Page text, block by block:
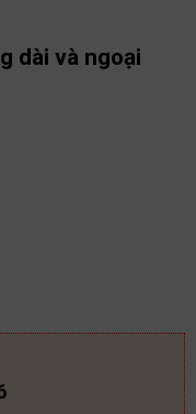
dài và ngoại
lượng